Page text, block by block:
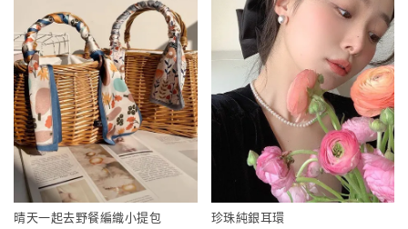
晴天一起去野餐編織小提包
珍珠純銀耳環